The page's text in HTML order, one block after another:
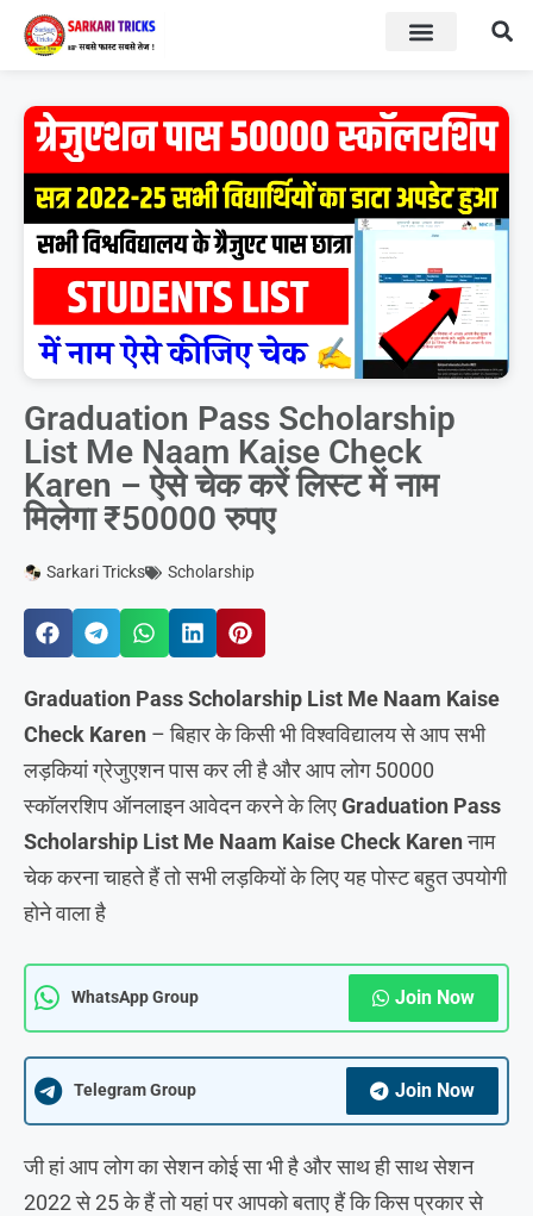
Graduation Pass Scholarship
List Me Naam Kaise Check
Karen – ऐसे चेक करें लिस्ट में नाम
मिलेगा ₹50000 रुपए
Sarkari Tricks Scholarship
Graduation Pass Scholarship List Me Naam Kaise
Check Karen – बिहार के किसी भी विश्वविद्यालय से आप सभी
लड़कियां ग्रेजुएशन पास कर ली है और आप लोग 50000
स्कॉलरशिप ऑनलाइन आवेदन करने के लिएGraduation Pass
Scholarship List Me Naam Kaise Check Karenनाम
चेक करना चाहते हैं तो सभी लड़कियों के लिए यह पोस्ट बहुत उपयोगी
होने वाला है
WhatsApp Group Join Now
Telegram Group Join Now
जी हां आप लोग का सेशन कोई सा भी है और साथ ही साथ सेशन
2022 से 25 के हैं तो यहां पर आपको बताए हैं कि किस प्रकार से